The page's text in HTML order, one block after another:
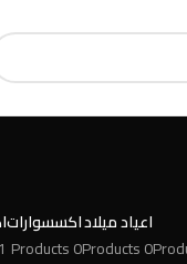
اعياد ميلاد
0 Products
اكسسوارات
0 Products
1 Product